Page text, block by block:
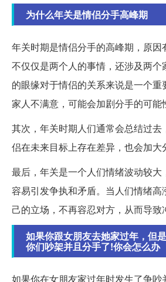
为什么年关是情侣分手高峰期
年关时期是情侣分手的高峰期，原因
不仅仅是两个人的事情，还涉及两个
的眼缘对于情侣的关系来说是一个
家人不满意，可能会加剧分手的可能
其次，年关时期人们通常会总结过
侣在未来目标上存在差异，也会加大
最后，年关是一个人们情绪波动较大
容易引发争执和矛盾。当人们情绪高
己的立场，不再容忍对方，从而导致
如果你跟女朋友去她家过年，但
你们吵架并且分手了!你会怎么办
如果你在女朋友家过年时发生了争